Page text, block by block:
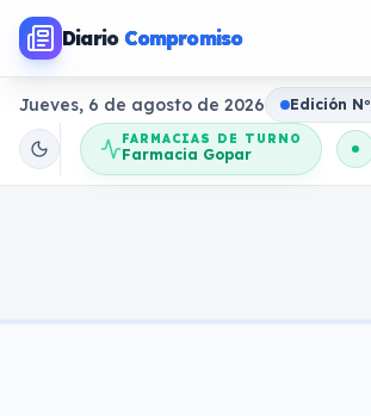
Diario Compromiso
Jueves, 6 de agosto de 2026 Edición No
FARMACIAS DE TURNO
Farmacia Gopar